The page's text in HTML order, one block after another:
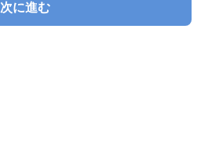
次に進む